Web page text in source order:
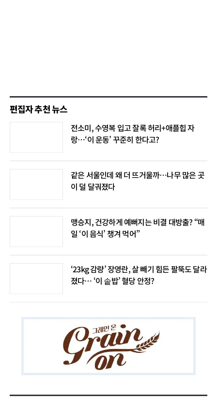
편집자 추천 뉴스
전소미, 수영복 입고 잘록 허리+애플힙 자
랑…‘이 운동’ 꾸준히 한다고?
같은 서울인데 왜 더 뜨거울까…나무 많은 곳
이 덜 달궈졌다
맹승지, 건강하게 예뻐지는 비결 대방출? “매
일 ‘이 음식’ 챙겨 먹어”
‘23kg 감량’ 장영란, 살 빼기 힘든 팔뚝도 달라
졌다… ‘이 솥밥’ 혈당 안정?